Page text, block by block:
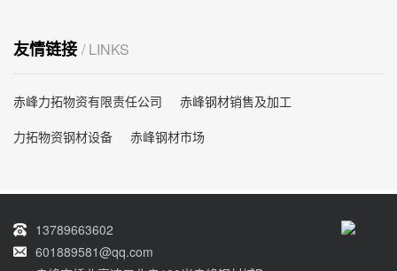
友情链接 / LINKS
赤峰力拓物资有限责任公司
赤峰钢材销售及加工
力拓物资钢材设备
赤峰钢材市场
13789663602
601889581@qq.com